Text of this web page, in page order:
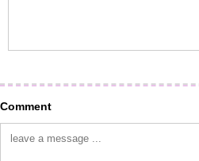
Comment